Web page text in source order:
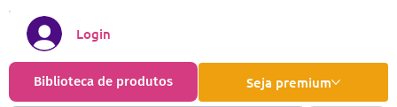
Seja premium
Biblioteca de produtos
Login